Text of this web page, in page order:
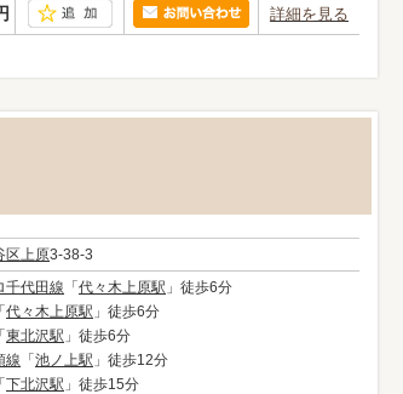
詳細を見る
区上原3-38-3
千代田線 「 代々木上原駅 」徒歩6分
「 代々木上原駅 」徒歩6分
「 東北沢駅 」徒歩6分
線 「 池ノ上駅 」徒歩12分
「 下北沢駅 」徒歩15分